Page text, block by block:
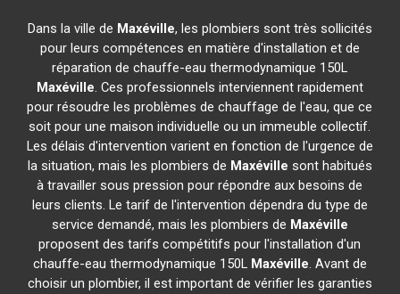
Dans la ville de Maxéville, les plombiers sont très sollicités
pour leurs compétences en matière d'installation et de
réparation de chauffe-eau thermodynamique 150L
Maxéville. Ces professionnels interviennent rapidement
pour résoudre les problèmes de chauffage de l'eau, que ce
soit pour une maison individuelle ou un immeuble collectif.
Les délais d'intervention varient en fonction de l'urgence de
la situation, mais les plombiers de Maxéville sont habitués
à travailler sous pression pour répondre aux besoins de
leurs clients. Le tarif de l'intervention dépendra du type de
service demandé, mais les plombiers de Maxéville
proposent des tarifs compétitifs pour l'installation d'un
chauffe-eau thermodynamique 150L Maxéville. Avant de
choisir un plombier, il est important de vérifier les garanties